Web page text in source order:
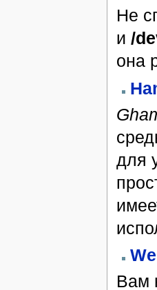
Не
и /
она
для
Вам